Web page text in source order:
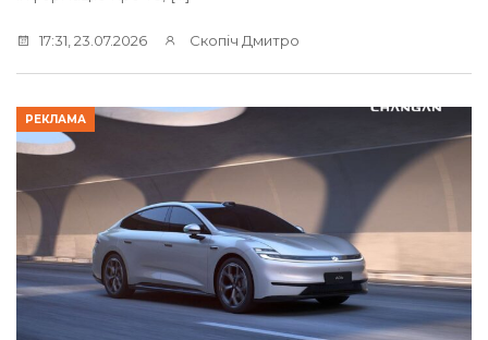
17:31, 23.07.2026 Скопіч Дмитро
РЕКЛАМА